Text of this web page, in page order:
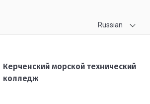
Russian
Керченский морской технический
колледж